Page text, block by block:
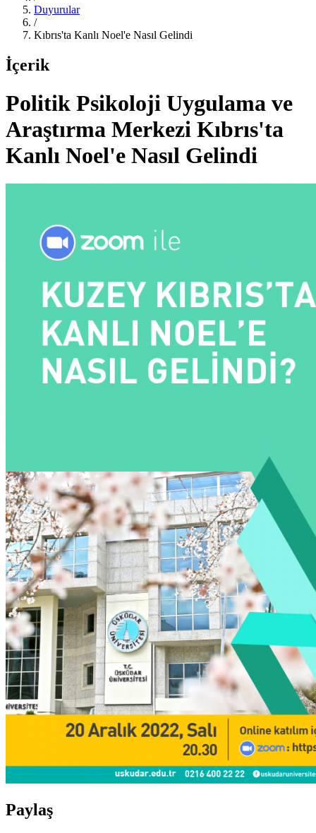
Duyurular
/
Kıbrıs'ta Kanlı Noel'e Nasıl Gelindi
İçerik
Politik Psikoloji Uygulama ve
Araştırma Merkezi Kıbrıs'ta
Kanlı Noel'e Nasıl Gelindi
Paylaş